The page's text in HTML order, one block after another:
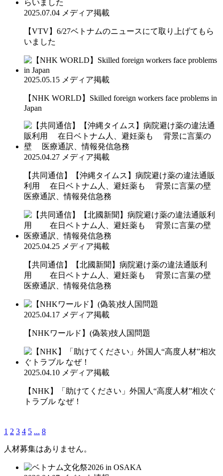
2025.07.04 メディア掲載
【VTV】6/27ベトナムのニュースにて取り上げてもら
いました
2025.05.15 メディア掲載
【NHK WORLD】Skilled foreign workers face problems in
Japan
2025.04.27 メディア掲載
【共同通信】【沖縄タイムス】病院避け薬の違法通販
利用 在日ベトナム人、避妊薬も 背景に言葉の壁
医療通訳、情報発信急務
2025.04.25 メディア掲載
【共同通信】【北國新聞】病院避け薬の違法通販利
用 在日ベトナム人、避妊薬も 背景に言葉の壁
医療通訳、情報発信急務
2025.04.17 メディア掲載
【NHKワールド】(偽装)技人国問題
2025.04.10 メディア掲載
【NHK】「助けてください」外国人“高度人材”相次ぐ
トラブル なぜ！
1 2 3 4 5 ... 8
人材募集はありません。